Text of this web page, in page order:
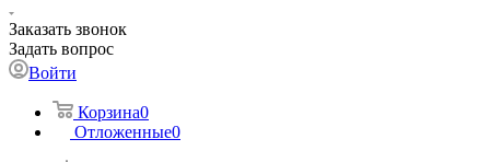
Заказать звонок
Задать вопрос
Войти
Корзина0
Отложенные0